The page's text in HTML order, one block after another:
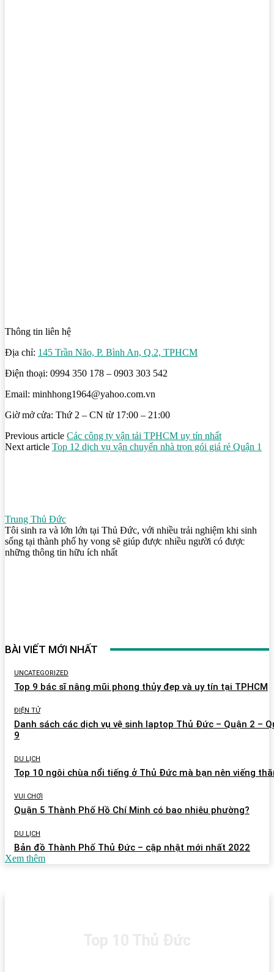
Thông tin liên hệ
Địa chỉ: 145 Trần Não, P. Bình An, Q.2, TPHCM
Điện thoại: 0994 350 178 – 0903 303 542
Email: minhhong1964@yahoo.com.vn
Giờ mở cửa: Thứ 2 – CN từ 17:00 – 21:00
Previous article Các công ty vận tải TPHCM uy tín nhất
Next article Top 12 dịch vụ vận chuyển nhà trọn gói giá rẻ Quận 1
Trung Thủ Đức
Tôi sinh ra và lớn lớn tại Thủ Đức, với nhiều trải nghiệm khi sinh
sống tại thành phố hy vong sẽ giúp được nhiều người có được
những thông tin hữu ích nhất
BÀI VIẾT MỚI NHẤT
UNCATEGORIZED
Top 9 bác sĩ nâng mũi phong thủy đẹp và uy tín tại TPHCM
ĐIỆN TỬ
Danh sách các dịch vụ vệ sinh laptop Thủ Đức – Quận 2 –
9
DU LỊCH
Top 10 ngôi chùa nổi tiếng ở Thủ Đức mà bạn nên viếng
VUI CHƠI
Quận 5 Thành Phố Hồ Chí Minh có bao nhiêu phường?
DU LỊCH
Bản đồ Thành Phố Thủ Đức – cập nhật mới nhất 2022
Xem thêm